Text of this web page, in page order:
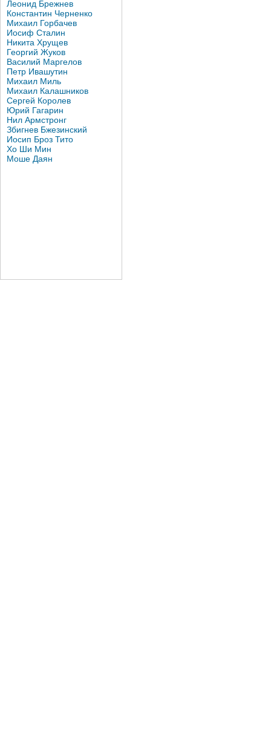
Леонид Брежнев
Константин Черненко
Михаил Горбачев
Иосиф Сталин
Никита Хрущев
Георгий Жуков
Василий Маргелов
Петр Ивашутин
Михаил Миль
Михаил Калашников
Сергей Королев
Юрий Гагарин
Нил Армстронг
Збигнев Бжезинский
Иосип Броз Тито
Хо Ши Мин
Моше Даян